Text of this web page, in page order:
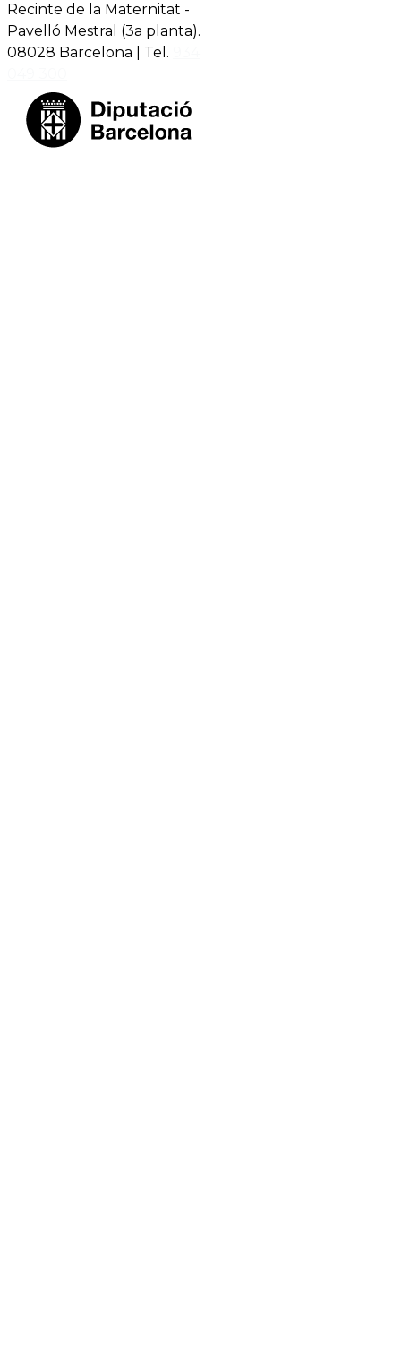
Recinte de la Maternitat -
Pavelló Mestral (3a planta).
08028 Barcelona | Tel.